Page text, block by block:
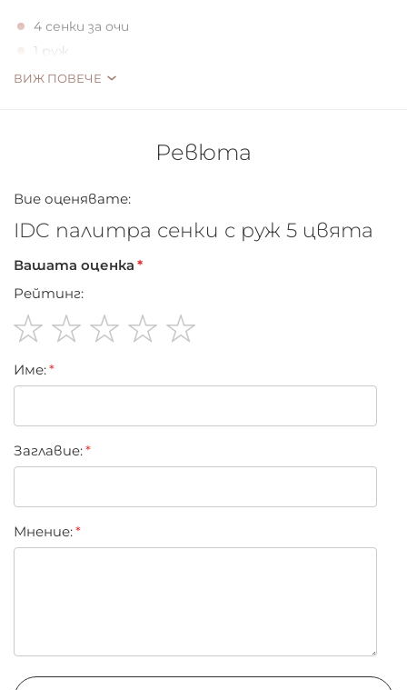
4 сенки за очи
1 руж
ВИЖ ПОВЕЧЕ
Ревюта
Вие оценявате:
IDC палитра сенки с руж 5 цвята
Вашата оценка
Рейтинг:
star
stars
stars
stars
stars
Име:
Заглавиe:
Мнение: